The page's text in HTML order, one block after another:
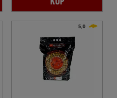
5,0